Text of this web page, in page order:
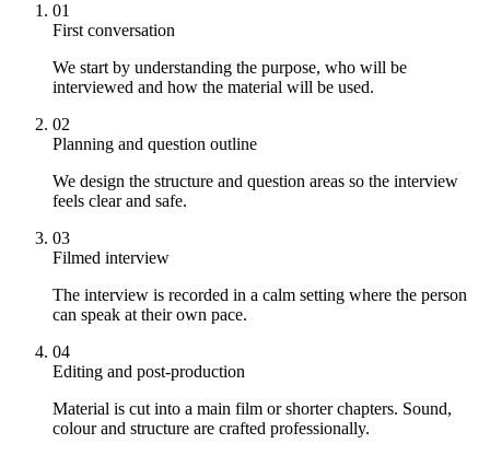
01
First conversation
We start by understanding the purpose, who will be
interviewed and how the material will be used.
02
Planning and question outline
We design the structure and question areas so the interview
feels clear and safe.
03
Filmed interview
The interview is recorded in a calm setting where the person
can speak at their own pace.
04
Editing and post-production
Material is cut into a main film or shorter chapters. Sound,
colour and structure are crafted professionally.